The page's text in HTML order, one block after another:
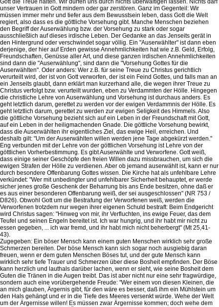
Gott die Treue halten. Wir dürfen uns durch nichts überwältigen lassen. Nichts darf
unser Vertrauen in Gott mindern oder gar zerstören. Ganz im Gegenteil: Wir
müssen immer mehr und tiefer aus dem Bewusstsein leben, dass Gott die Welt
regiert, also dass es die göttliche Vorsehung gibt. Manche Menschen beziehen
den Begriff der Auserwählung bzw. der Vorsehung zu stark oder sogar
ausschließlich auf dieses irdische Leben. Der Gedanke an das Jenseits gerät in
den Hintergrund oder verschwindet sogar völlig. Ein "Auserwählter" ist dann eben
derjenige, der hier auf Erden gewisse Annehmlichkeiten hat wie z.B. Geld, Erfolg,
Freundschaften, Genüsse aller Art, und diese ganzen irdischen Annehmlichkeiten
sind dann die "Auserwählung", sind dann die "Vorsehung Gottes für die
Auserwählten". Oder anders: Wer z.B. für seine Treue zu Christus gerichtlich
verurteilt wird, der ist von Gott verworfen, der ist ein Feind Gottes, und falls man an
ein Jenseits glaubt, dann erklärt man kurzerhand alle, die wegen ihrer Treue zu
Christus verfolgt bzw. verurteilt wurden, eben zu Verdammten der Hölle. Hingegen
die christliche Lehre von Auserwählung und Vorsehung ist durchaus anders. Es
geht letztlich darum, gerettet zu werden vor der ewigen Verdammnis der Hölle. Es
geht letztlich darum, gerettet zu werden zur ewigen Seligkeit des Himmels. Also
die göttliche Vorsehung bezieht sich auf ein Leben in der Freundschaft mit Gott,
auf ein Leben in der heiligmachenden Gnade. Die göttliche Vorsehung bewirkt,
dass die Auserwählten ihr eigentliches Ziel, das ewige Heil, erreichen. Und
deshalb gilt: "Um der Auserwählten willen werden jene Tage abgekürzt werden."
Eng verbunden mit der Lehre von der göttlichen Vorsehung ist Lehre von der
göttlichen Vorherbestimmung. Es gibt Auserwählte und Verworfene. Gott weiß,
dass einige seiner Geschöpfe den freien Willen dazu missbrauchen, um sich die
ewigen Strafen der Hölle zu verdienen. Aber ob jemand auserwählt ist, kann er nur
durch besondere Offenbarung Gottes wissen. Die Kirche hat als unfehlbare Lehre
verkündet: "Wer mit unbedingter und unfehlbarer Sicherheit behauptet, er werde
sicher jenes große Geschenk der Beharrung bis ans Ende besitzen, ohne daß er
es aus einer besonderen Offenbarung weiß, der sei ausgeschlossen" (NR 753 /
D826). Obwohl Gott um die Bestrafung der Verworfenen weiß, werden die
Verworfenen trotzdem nur wegen ihrer eigenen Schuld bestraft: Beim Endgericht
wird Christus sagen: "Hinweg von mir, ihr Verfluchten, ins ewige Feuer, das dem
Teufel und seinen Engeln bereitet ist. Ich war hungrig, und ihr habt mir nicht zu
essen gegeben, ... ich war fremd, und ihr habt mich nicht beherbergt" (Mt 25,41-
43).
Zugegeben: Ein böser Mensch kann einem guten Menschen wirklich sehr große
Schmerzen bereiten. Der böse Mensch kann sich sogar noch ausgiebig daran
freuen, wenn er dem guten Menschen Böses tut, und der gute Mensch kann
wirklich sehr tiefe Trauer und Schmerzen über diese Bosheit empfinden. Der Böse
kann herzlich und lauthals darüber lachen, wenn er sieht, wie seine Bosheit dem
Guten die Tränen in die Augen treibt. Das ist aber nicht nur eine sehr fragwürdige,
sondern auch eine vorübergehende Freude: "Wer einem von diesen Kleinen, die
an mich glauben, Ärgernis gibt, für den wäre es besser, daß ihm ein Mühlstein um
den Hals gehängt und er in die Tiefe des Meeres versenkt würde. Wehe der Welt
um der Ärgernisse willen! Es müssen zwar Ärgernisse kommen; doch wehe dem